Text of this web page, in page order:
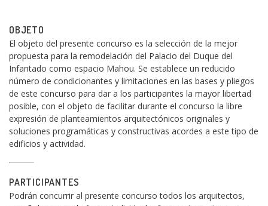
OBJETO
El objeto del presente concurso es la selección de la mejor
propuesta para la remodelación del Palacio del Duque del
Infantado como espacio Mahou. Se establece un reducido
número de condicionantes y limitaciones en las bases y pliegos
de este concurso para dar a los participantes la mayor libertad
posible, con el objeto de facilitar durante el concurso la libre
expresión de planteamientos arquitectónicos originales y
soluciones programáticas y constructivas acordes a este tipo de
edificios y actividad.
PARTICIPANTES
Podrán concurrir al presente concurso todos los arquitectos,